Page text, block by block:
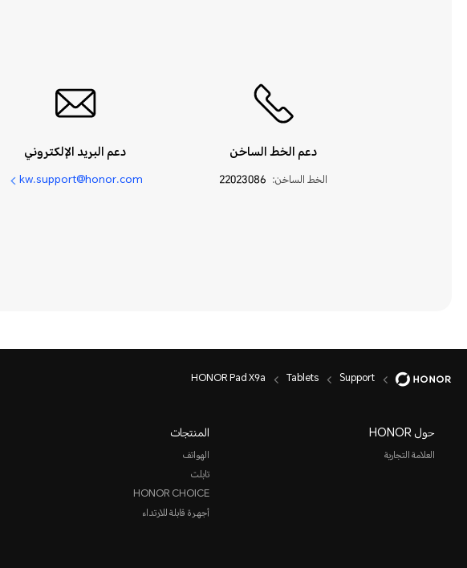
دعم الخط الساخن
الخط الساخن: 22023086
دعم البريد الإلكتروني
kw.support@honor.com
Support
Tablets
HONOR Pad X9a
حول HONOR
العلامة التجارية
المنتجات
الهواتف
تابلت
HONOR CHOICE
أجهرة قابلة للارتداء